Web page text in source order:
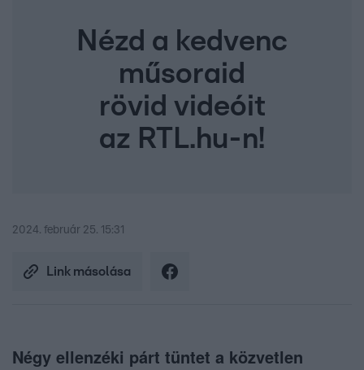
Nézd a kedvenc
műsoraid
rövid videóit
az RTL.hu-n!
2024. február 25. 15:31
Link másolása
Négy ellenzéki párt tüntet a közvetlen